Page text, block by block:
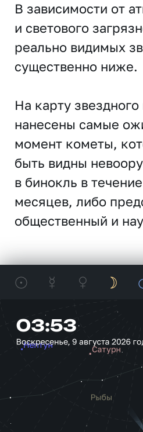
В зависимости от
и светового
реально видимых
существенно ниже.
На карту
нанесены самые
момент кометы,
быть видны
в бинокль в
месяцев, либо
общественный и